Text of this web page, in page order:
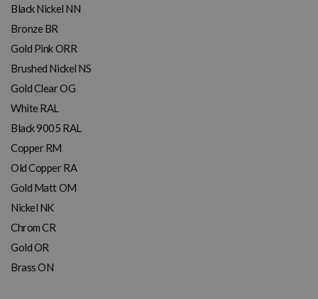
Black Nickel NN
Bronze BR
Gold Pink ORR
Brushed Nickel NS
Gold Clear OG
White RAL
Black 9005 RAL
Copper RM
Old Copper RA
Gold Matt OM
Nickel NK
Chrom CR
Gold OR
Brass ON